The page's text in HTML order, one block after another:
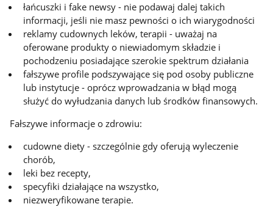
łańcuszki i fake newsy - nie podawaj dalej takich
informacji, jeśli nie masz pewności o ich wiarygodności
reklamy cudownych leków, terapii - uważaj na
oferowane produkty o niewiadomym składzie i
pochodzeniu posiadające szerokie spektrum działania
fałszywe profile podszywające się pod osoby publiczne
lub instytucje - oprócz wprowadzania w błąd mogą
służyć do wyłudzania danych lub środków finansowych.
Fałszywe informacje o zdrowiu:
cudowne diety - szczególnie gdy oferują wyleczenie
chorób,
leki bez recepty,
specyfiki działające na wszystko,
niezweryfikowane terapie.